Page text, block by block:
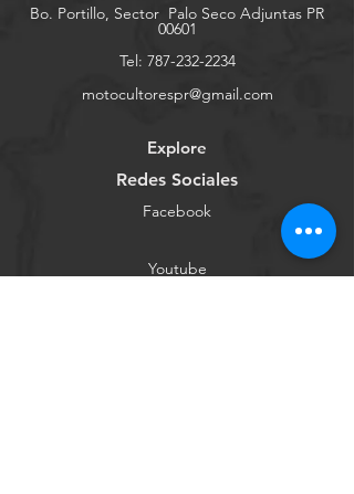
Bo. Portillo, Sector Palo Seco Adjuntas PR
00601
Tel: 787-232-2234
motocultorespr@gmail.com
Explore
Redes Sociales
Facebook
Youtube